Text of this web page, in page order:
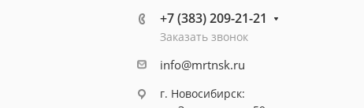
+7 (383) 209-21-21
Заказать звонок
info@mrtnsk.ru
г. Новосибирск: